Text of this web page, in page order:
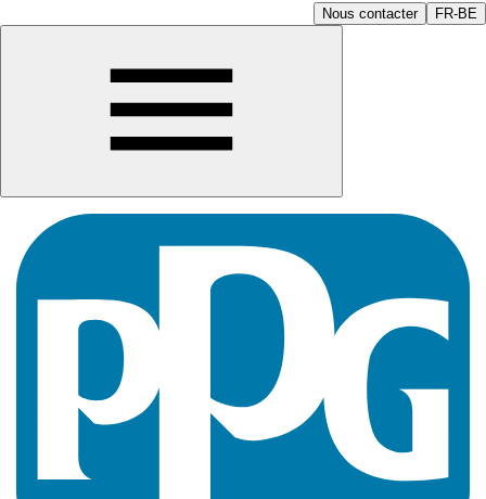
Nous contacter FR-BE